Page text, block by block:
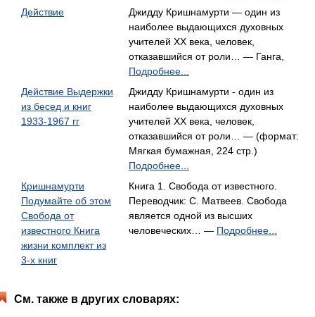
Действие
Джидду Кришнамурти — один из
наиболее выдающихся духовных
учителей XX века, человек,
отказавшийся от роли… — Ганга,
Подробнее...
Действие Выдержки
из бесед и книг
1933-1967 гг
Джидду Кришнамурти - один из
наиболее выдающихся духовных
учителей XX века, человек,
отказавшийся от роли… — (формат:
Мягкая бумажная, 224 стр.)
Подробнее...
Кришнамурти
Подумайте об этом
Свобода от
известного Книга
жизни комплект из
3-х книг
Книга 1. Свобода от известного.
Переводчик: С. Матвеев. Свобода
является одной из высших
человеческих… — Подробнее...
См. также в других словарях: